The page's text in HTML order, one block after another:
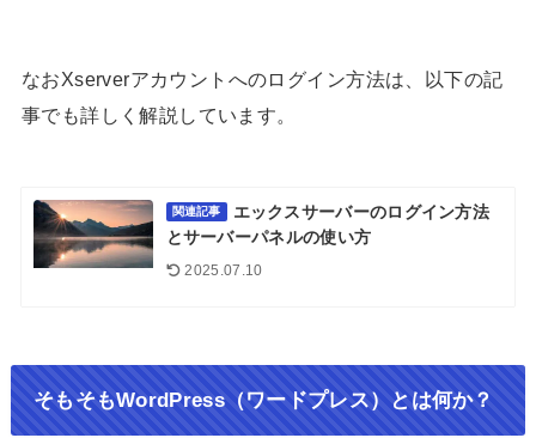
なおXserverアカウントへのログイン方法は、以下の記
事でも詳しく解説しています。
関連記事
エックスサーバーのログイン方法
とサーバーパネルの使い方
2025.07.10
そもそもWordPress（ワードプレス）とは何か？